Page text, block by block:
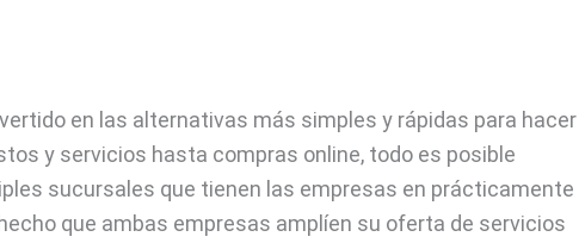
en las alternativas más simples y rápidas para hacer
y servicios hasta compras online, todo es posible
sucursales que tienen las empresas en prácticamente
que ambas empresas amplíen su oferta de servicios